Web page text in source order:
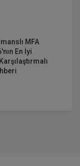
MFA
En İyi